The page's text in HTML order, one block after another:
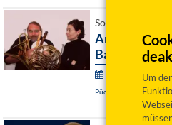
Um
So 09. August
Andreas
Barbara
Wurzer
Püchersreuth / OT